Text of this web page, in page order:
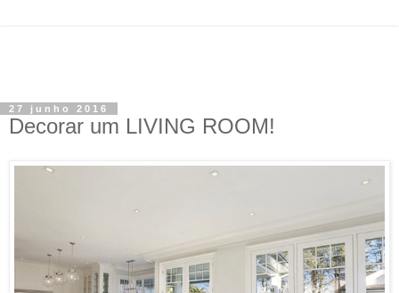
27 junho 2016
Decorar um LIVING ROOM!